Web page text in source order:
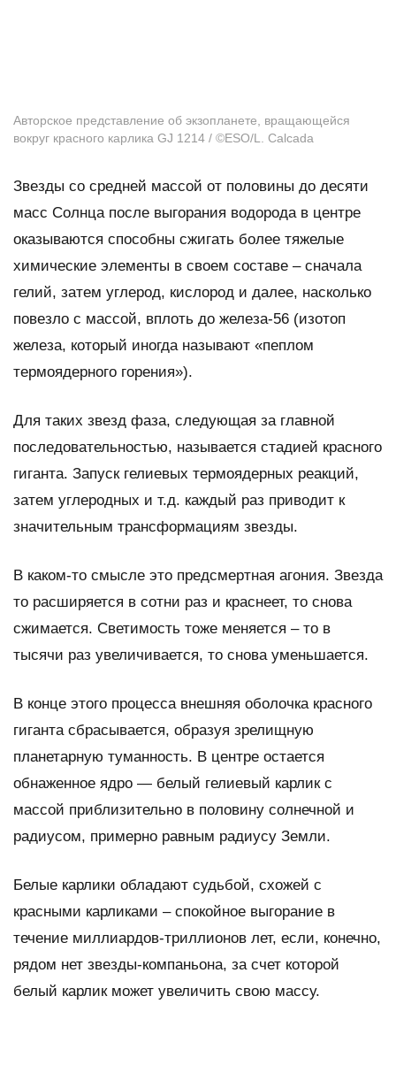
Авторское представление об экзопланете, вращающейся
вокруг красного карлика GJ 1214 / ©ESO/L. Calcada
Звезды со средней массой от половины до десяти
масс Солнца после выгорания водорода в центре
оказываются способны сжигать более тяжелые
химические элементы в своем составе – сначала
гелий, затем углерод, кислород и далее, насколько
повезло с массой, вплоть до железа-56 (изотоп
железа, который иногда называют «пеплом
термоядерного горения»).
Для таких звезд фаза, следующая за главной
последовательностью, называется стадией красного
гиганта. Запуск гелиевых термоядерных реакций,
затем углеродных и т.д. каждый раз приводит к
значительным трансформациям звезды.
В каком-то смысле это предсмертная агония. Звезда
то расширяется в сотни раз и краснеет, то снова
сжимается. Светимость тоже меняется – то в
тысячи раз увеличивается, то снова уменьшается.
В конце этого процесса внешняя оболочка красного
гиганта сбрасывается, образуя зрелищную
планетарную туманность. В центре остается
обнаженное ядро — белый гелиевый карлик с
массой приблизительно в половину солнечной и
радиусом, примерно равным радиусу Земли.
Белые карлики обладают судьбой, схожей с
красными карликами – спокойное выгорание в
течение миллиардов-триллионов лет, если, конечно,
рядом нет звезды-компаньона, за счет которой
белый карлик может увеличить свою массу.